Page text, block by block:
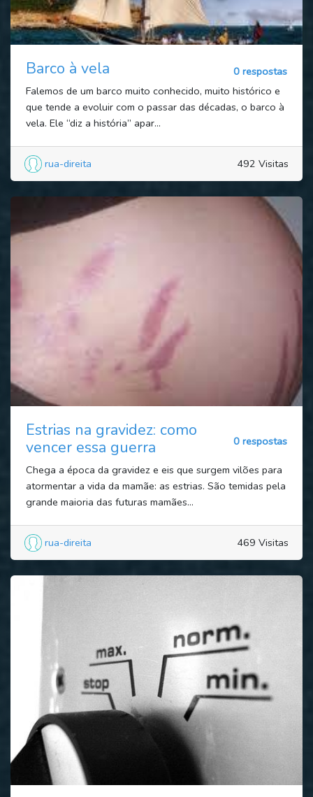
Barco à vela
0 respostas
Falemos de um barco muito conhecido, muito histórico e
que tende a evoluir com o passar das décadas, o barco à
vela. Ele “diz a história” apar...
rua-direita 492 Visitas
Estrias na gravidez: como
vencer essa guerra
0 respostas
Chega a época da gravidez e eis que surgem vilões para
atormentar a vida da mamãe: as estrias. São temidas pela
grande maioria das futuras mamães...
rua-direita 469 Visitas